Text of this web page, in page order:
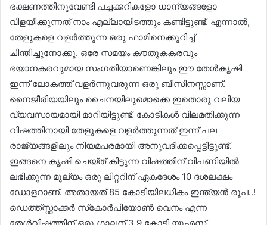
ഭക്ഷണത്തിനുവേണ്ടി പച്ചക്കറികളോ ധാന്യങ്ങളോ
വിളയിക്കുന്നത് നാം എല്ലായിടത്തും കണ്ടിട്ടുണ്ട്. എന്നാൽ,
തേളുകളെ വളർത്തുന്ന ഒരു ഫാമിനെക്കുറിച്ച്
ചിന്തിച്ചുനോക്കൂ. ഒരേ സമയം കൗതുകകരവും
ഭയാനകരവുമായ സംഗതിയാണെങ്കിലും ഈ തേൾകൃഷി
ഇന്ന് ലോകത്ത് വളർന്നുവരുന്ന ഒരു ബിസിനസ്സാണ്.
നൈജീരിയയിലും ചൈനയിലുമൊക്കെ ഇതൊരു വലിയ
വ്യവസായമായി മാറിയിട്ടുണ്ട്. കോടികൾ വിലമതിക്കുന്ന
വിഷത്തിനായി തേളുകളെ വളർത്തുന്നത് ഇന്ന് പല
രാജ്യങ്ങളിലും നിയമപരമായി അനുവദിക്കപ്പെട്ടിട്ടുണ്ട്.
ഇങ്ങനെ കൃഷി ചെയ്ത് കിട്ടുന്ന വിഷത്തിന് വിപണിയിൽ
ലഭിക്കുന്ന മൂല്യം ഒരു ലിറ്ററിന് ഏകദേശം 10 ദശലക്ഷം
ഡോളറാണ്. അതായത് 85 കോടിയിലധികം ഇന്ത്യൻ രൂപ..!
ഡെത്ത്സ്റ്റാക്കർ സ്‌കോർപിയോൺ വെനം എന്ന